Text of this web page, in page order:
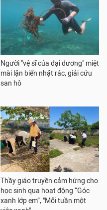
Người "vệ sĩ của đại dương" miệt
mài lặn biển nhặt rác, giải cứu
san hô
Thầy giáo truyền cảm hứng cho
học sinh qua hoạt động “Góc
xanh lớp em”, "Mỗi tuần một